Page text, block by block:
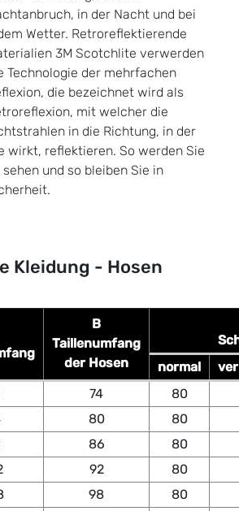
in der Nacht und bei
Wetter. Retroreflektierende
3M Scotchlite verwerden
Technologie der mehrfachen
die bezeichnet wird als
mit welcher die
in die Richtung, in der
wirkt, reflektieren. So werden Sie
sehen und so bleiben Sie in
Kleidung - Hosen
B
Taillenumfang
der Hosen
normal
74
80
80
80
86
80
92
80
98
80